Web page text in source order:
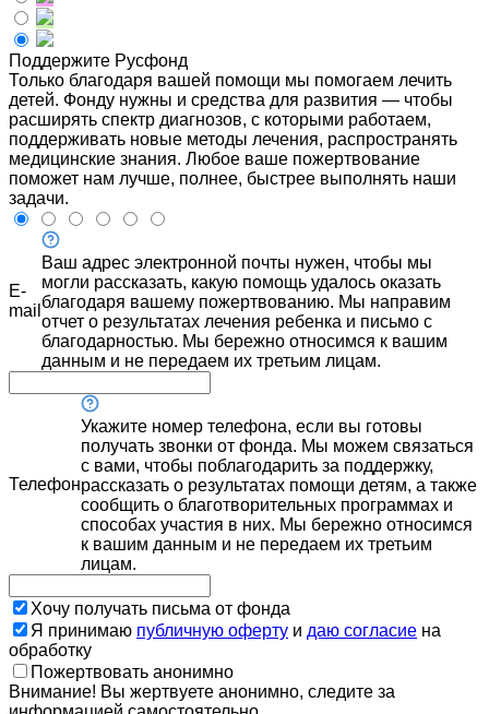
Поддержите Русфонд
Только благодаря вашей помощи мы помогаем лечить
детей. Фонду нужны и средства для развития — чтобы
расширять спектр диагнозов, с которыми работаем,
поддерживать новые методы лечения, распространять
медицинские знания. Любое ваше пожертвование
поможет нам лучше, полнее, быстрее выполнять наши
задачи.
E-
mail
Ваш адрес электронной почты нужен, чтобы мы
могли рассказать, какую помощь удалось оказать
благодаря вашему пожертвованию. Мы направим
отчет о результатах лечения ребенка и письмо с
благодарностью. Мы бережно относимся к вашим
данным и не передаем их третьим лицам.
Телефон
Укажите номер телефона, если вы готовы
получать звонки от фонда. Мы можем связаться
с вами, чтобы поблагодарить за поддержку,
рассказать о результатах помощи детям, а также
сообщить о благотворительных программах и
способах участия в них. Мы бережно относимся
к вашим данным и не передаем их третьим
лицам.
Хочу получать письма от фонда
Я принимаю публичную оферту и даю согласие на
обработку
Пожертвовать анонимно
Внимание! Вы жертвуете анонимно, следите за